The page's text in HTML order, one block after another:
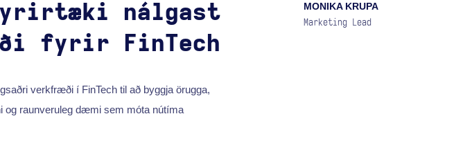
nálgast
fyrir FinTech
MONIKA KRUPA
Marketing Lead
verkfræði í FinTech til að byggja örugga,
raunveruleg dæmi sem móta nútíma